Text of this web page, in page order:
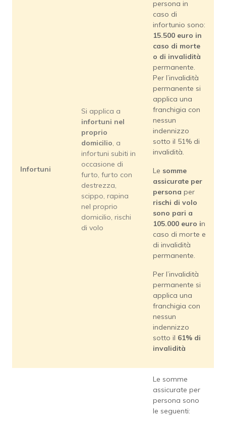
Infortuni
Si applica a
infortuni nel
proprio
domicilio, a
infortuni subiti in
occasione di
furto, furto con
destrezza,
scippo, rapina
nel proprio
domicilio, rischi
di volo
persona in
caso di
infortunio sono:
15.500 euro in
caso di morte
o di invalidità
permanente.
Per l’invalidità
permanente si
applica una
franchigia con
nessun
indennizzo
sotto il 51% di
invalidità.
Le somme
assicurate per
persona per
rischi di volo
sono pari a
105.000 euro in
caso di morte e
di invalidità
permanente.
Per l’invalidità
permanente si
applica una
franchigia con
nessun
indennizzo
sotto il 61% di
invalidità
Le somme
assicurate per
persona sono
le seguenti: